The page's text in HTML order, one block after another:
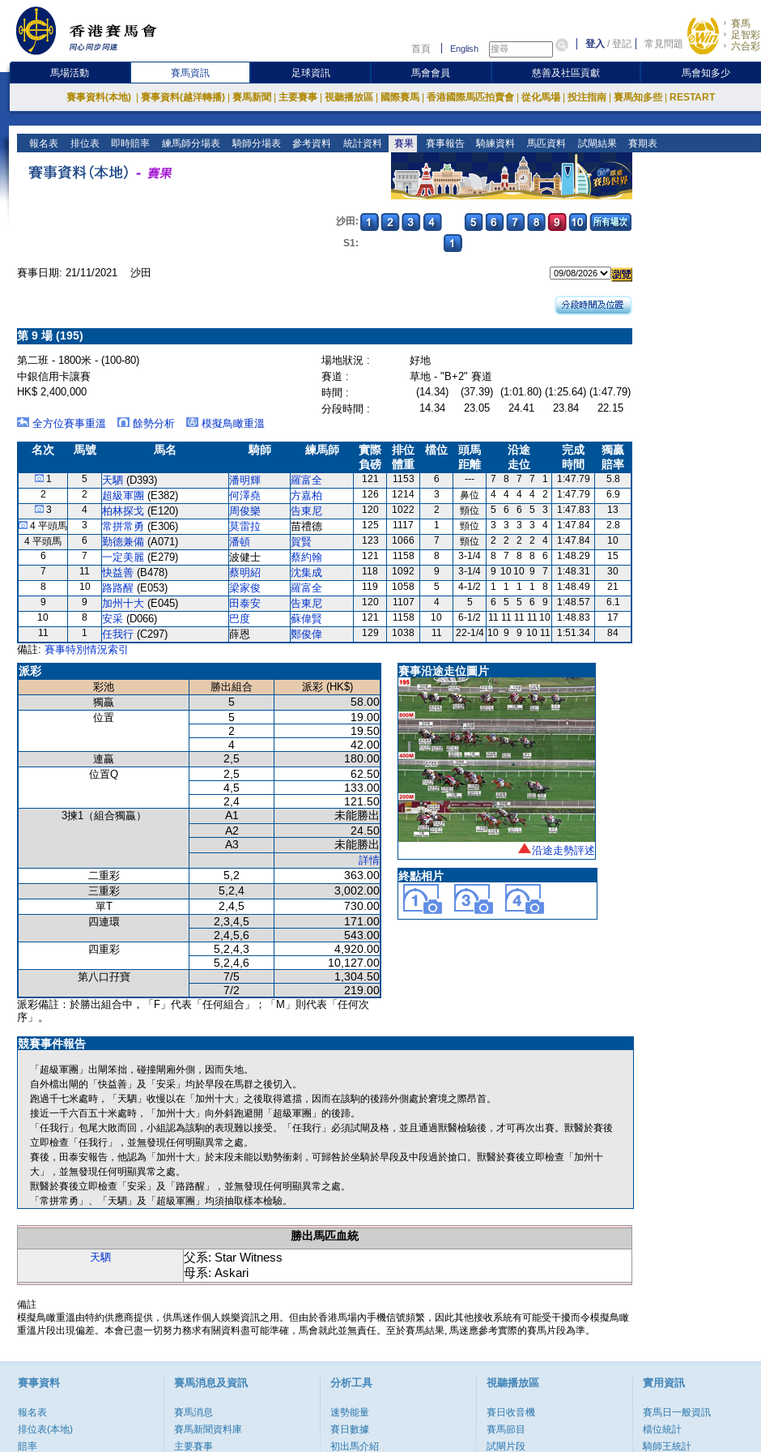
首頁 English 登入 /登記 常見問題
賽馬
足智彩
六合彩
馬場活動 賽馬資訊 足球資訊 馬會會員 慈善及社區貢獻 馬會知多少
賽事資料(本地) 賽事資料(越洋轉播) 賽馬新聞 主要賽事 視聽播放區 國際賽馬 香港國際馬匹拍賣會 從化馬場 投注指南 賽馬知多些 RESTART
報名表 排位表 即時賠率 練馬師分場表 騎師分場表 參考資料 統計資料 賽果 賽事報告 騎練資料 馬匹資料 試閘結果 賽期表
沙田:
S1:
賽事日期: 21/11/2021 沙田
第 9 場 (195)
第二班 - 1800米 - (100-80) 場地狀況 :
好地
中銀信用卡讓賽
賽道 :
草地 - "B+2" 賽道
HK$ 2,400,000
時間 : (14.34) (37.39) (1:01.80) (1:25.64) (1:47.79)
分段時間 :
14.34 23.05 24.41 23.84
22.15
全方位賽事重溫
餘勢分析 模擬鳥瞰重溫
名次 馬號 馬名 騎師 練馬師
實際
負磅
排位
體重
檔位
頭馬
距離
沿途
走位
完成
時間
獨贏
賠率
1 5 天駟 (D393) 潘明輝 羅富全 121 1153 6 --- 7 8 7 7 1 1:47.79
5.8
2
2 超級軍團 (E382) 何澤堯 方嘉柏 126 1214 3 鼻位 4 4 4 4 2 1:47.79
6.9
3
4 柏林探戈 (E120) 周俊樂 告東尼 120 1022 2 頸位 5 6 6 5 3 1:47.83
13
4 平頭馬
3 常拼常勇 (E306) 莫雷拉 苗禮德 125 1117 1 頸位 3 3 3 3 4 1:47.84
2.8
4 平頭馬
6 勤德兼備 (A071) 潘頓 賀賢 123 1066 7 頸位 2 2 2 2 4 1:47.84
10
6
7 一定美麗 (E279) 波健士 蔡約翰 121 1158 8 3-1/4 8 7 8 8 6 1:48.29
15
7
11 快益善 (B478) 蔡明紹 沈集成 118 1092 9 3-1/4 9 10 10 9 7 1:48.31
30
8
10 路路醒 (E053) 梁家俊 羅富全 119 1058 5 4-1/2 1 1 1 1 8 1:48.49
21
9
9 加州十大 (E045) 田泰安 告東尼 120 1107 4 5 6 5 5 6 9 1:48.57
6.1
10
8 安采 (D066) 巴度 蘇偉賢 121 1158 10 6-1/2 11 11 11 11 10 1:48.83
17
11
1 任我行 (C297) 薛恩 鄭俊偉 129 1038 11 22-1/4 10 9 9 10 11 1:51.34 84
備註: 賽事特別情況索引
派彩
彩池 勝出組合
派彩 (HK$)
獨贏
5 58.00
位置 5
19.00
2
19.50
4
42.00
連贏 2,5 180.00
位置Q 2,5
62.50
4,5
133.00
2,4
121.50
3揀1（組合獨贏） A1
未能勝出
A2
24.50
A3
未能勝出
詳情
二重彩
5,2 363.00
三重彩 5,2,4 3,002.00
單T 2,4,5 730.00
四連環 2,3,4,5
171.00
2,4,5,6
543.00
四重彩 5,2,4,3
4,920.00
5,2,4,6
10,127.00
第八口孖寶 7/5
1,304.50
7/2
219.00
派彩備註：於勝出組合中，「F」代表「任何組合」；「M」則代表「任何次
序」。
賽事沿途走位圖片
沿途走勢評述
終點相片
競賽事件報告
「超級軍團」出閘笨拙，碰撞閘廂外側，因而失地。
自外檔出閘的「快益善」及「安采」均於早段在馬群之後切入。
跑過千七米處時，「天駟」收慢以在「加州十大」之後取得遮擋，因而在該駒的後蹄外側處於窘境之際昂首。
接近一千六百五十米處時，「加州十大」向外斜跑避開「超級軍團」的後蹄。
「任我行」包尾大敗而回，小組認為該駒的表現難以接受。「任我行」必須試閘及格，並且通過獸醫檢驗後，才可再次出賽。獸醫於賽後
立即檢查「任我行」，並無發現任何明顯異常之處。
賽後，田泰安報告，他認為「加州十大」於末段未能以勁勢衝刺，可歸咎於坐騎於早段及中段過於搶口。獸醫於賽後立即檢查「加州十
大」，並無發現任何明顯異常之處。
獸醫於賽後立即檢查「安采」及「路路醒」，並無發現任何明顯異常之處。
「常拼常勇」、「天駟」及「超級軍團」均須抽取樣本檢驗。
勝出馬匹血統
天駟
父系: Star Witness
母系: Askari
備註
模擬鳥瞰重溫由特約供應商提供，供馬迷作個人娛樂資訊之用。但由於香港馬場內手機信號頻繁，因此其他接收系統有可能受干擾而令模擬鳥瞰
重溫片段出現偏差。本會已盡一切努力務求有關資料盡可能準確，馬會就此並無責任。至於賽馬結果, 馬迷應參考實際的賽馬片段為準。
賽事資料
報名表
排位表(本地)
賠率
賽馬消息及資訊
賽馬消息
賽馬新聞資料庫
主要賽事
分析工具
速勢能量
賽日數據
初出馬介紹
視聽播放區
賽日收音機
賽馬節目
試閘片段
實用資訊
賽馬日一般資訊
檔位統計
騎師王統計